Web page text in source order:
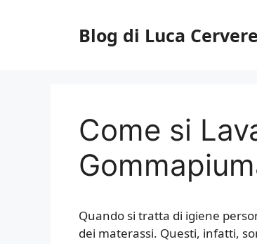
Blog di Luca Cervere
Come si
Quando si tratta di igiene
dei materassi. Questi, infatti,